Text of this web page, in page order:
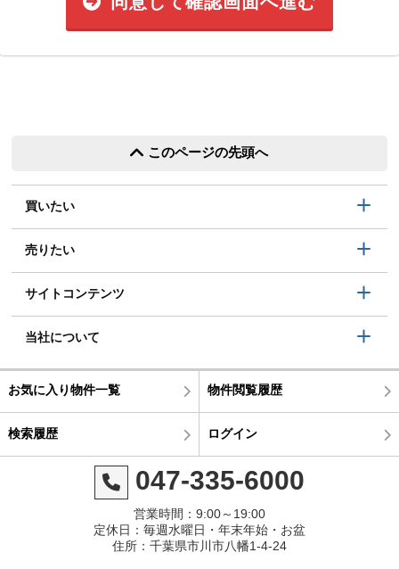
このページの先頭へ
買いたい
売りたい
サイトコンテンツ
当社について
お気に入り物件一覧 物件閲覧履歴
検索履歴 ログイン
047-335-6000
営業時間：9:00～19:00
定休日：毎週水曜日・年末年始・お盆
住所：千葉県市川市八幡1-4-24